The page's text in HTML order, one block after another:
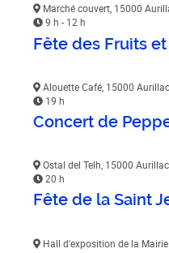
Marché couvert, 15000
9 h - 12 h
Fête des Fruits
Alouette Café, 15000 Aurillac
19 h
Concert de
Ostal del Telh, 15000 Aurillac
20 h
Fête de la Saint
Hall d'exposition de la Mairie